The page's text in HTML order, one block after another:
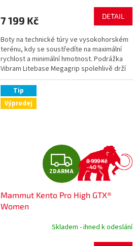
7 199 Kč DETAIL
Boty na technické túry ve vysokohorském
terénu, kdy se soustředíte na maximální
rychlost a minimální hmotnost. Podrážka
Vibram Litebase Megagrip spolehlivě drží
na různých...
Tip
Výprodej
Z
D
A
R
ZDARMA
8 999 Kč
–40 %
Mammut Kento Pro High GTX®
Women
Skladem - ihned k odeslání